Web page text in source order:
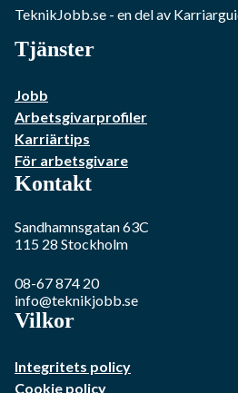
TeknikJobb.se - en del av
Tjänster
Jobb
Arbetsgivarprofiler
Karriärtips
För arbetsgivare
Kontakt
Sandhamnsgatan 63C
115 28 Stockholm
08-67 874 20
info@teknikjobb.se
Vilkor
Integritets policy
Cookie policy